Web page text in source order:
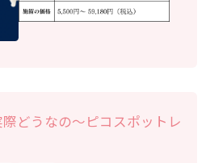
どうなの～ピコスポットレ